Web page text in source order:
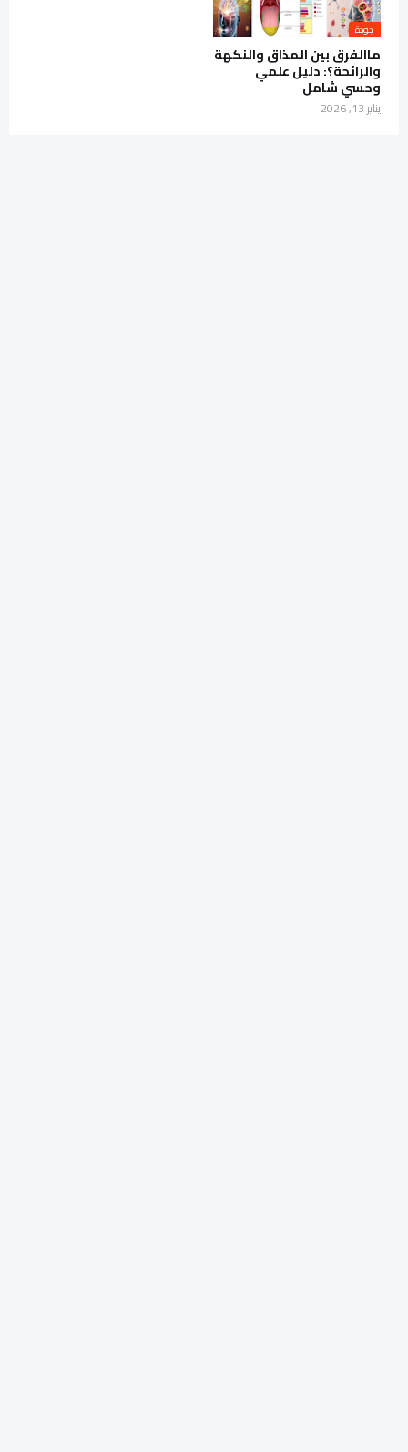
جودة
ماالفرق بين المذاق والنكهة
والرائحة؟: دليل علمي
وحسي شامل
يناير 13, 2026